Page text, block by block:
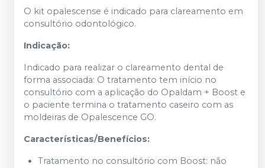
O kit opalescense é indicado para clareamento em
consultório odontológico.
Indicação:
Indicado para realizar o clareamento dental de
forma associada: O tratamento tem início no
consultório com a aplicação do Opaldam + Boost e
o paciente termina o tratamento caseiro com as
moldeiras de Opalescence GO.
Características/Benefícios:
Tratamento no consultório com Boost: não